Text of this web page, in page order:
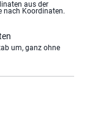
aus der
nach Koordinaten.
um, ganz ohne